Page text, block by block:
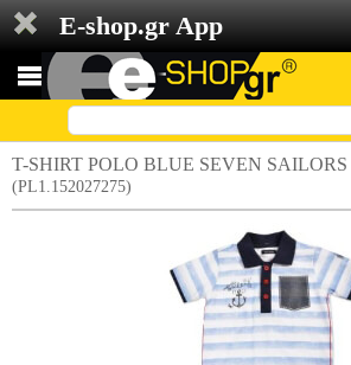
E-shop.gr App
T-SHIRT POLO BLUE SEVEN
(PL1.152027275)